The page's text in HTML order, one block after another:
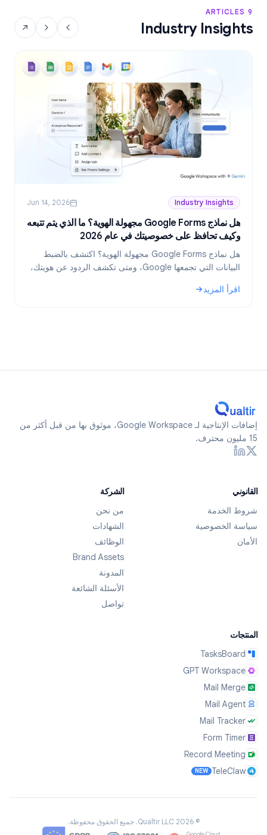
9 ARTICLES
Industry Insights
Industry Insights
Jun 14, 2026
هل نماذج Google Forms مجهولة الهوية؟ ما الذي يتم تتبعه
وكيف تحافظ على خصوصيتك في عام 2026
هل نماذج Google Forms مجهولة الهوية؟ اكتشف بالضبط
البيانات التي تجمعها Google، ومتى تكشف الردود عن هويتك،
اقرأ المزيد
: هل نماذج Google Forms مجهولة الهوية؟ ما الذي يتم تتبعه وكيف تحافظ على خصوصيتك في عام 2026
إضافات الإنتاجية لـ Google Workspace، موثوق بها من قبل أكثر من
15 مليون محترف.
القانوني
شروط الخدمة
سياسة الخصوصية
الأمان
الشركة
من نحن
الشهادات
الوظائف
Brand Assets
المدونة
الأسئلة الشائعة
تواصل
المنتجات
TasksBoard
GPT Workspace
Mail Merge
Mail Agent
Mail Tracker
Form Timer
Record Meeting
TeleClaw
NEW
©
2026
Qualtir LLC. جميع الحقوق محفوظة.